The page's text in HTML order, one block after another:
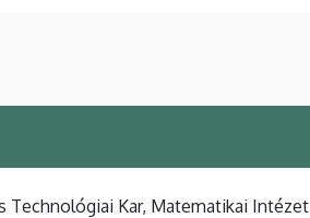
Technológiai Kar, Matematikai Intézet